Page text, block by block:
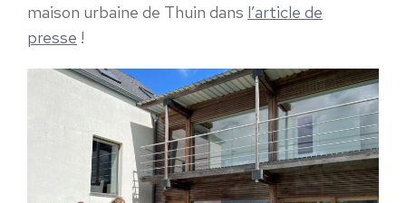
maison urbaine de Thuin dans l’article de
presse !